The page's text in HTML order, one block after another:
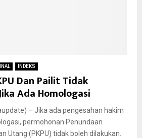
INDEKS
Dan Pailit Tidak
Ada Homologasi
– Jika ada pengesahan hakim
permohonan Penundaan
Utang (PKPU) tidak boleh dilakukan.